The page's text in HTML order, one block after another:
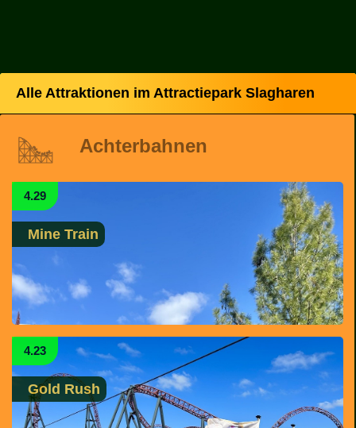
Alle Attraktionen im Attractiepark Slagharen
Achterbahnen
4.29
Mine Train
4.23
Gold Rush